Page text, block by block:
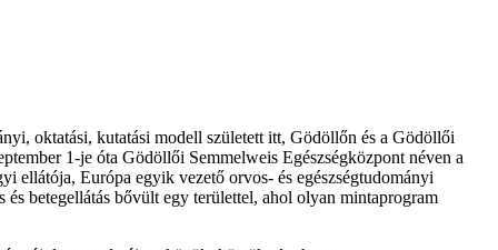
oktatási, kutatási modell született itt, Gödöllőn és a Gödöllői
1-je óta Gödöllői Semmelweis Egészségközpont néven a
ellátója, Európa egyik vezető orvos- és egészségtudományi
betegellátás bővült egy területtel, ahol olyan mintaprogram